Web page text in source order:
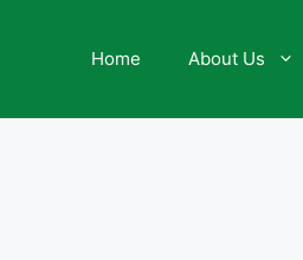
Home About Us